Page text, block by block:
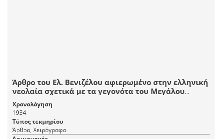
Άρθρο του Ελ. Βενιζέλου αφιερωμένο στην ελληνική
νεολαία σχετικά με τα γεγονότα του Μεγάλου
Πολέμου.
Χρονολόγηση
1934
Τύπος τεκμηρίου
Άρθρο, Χειρόγραφο